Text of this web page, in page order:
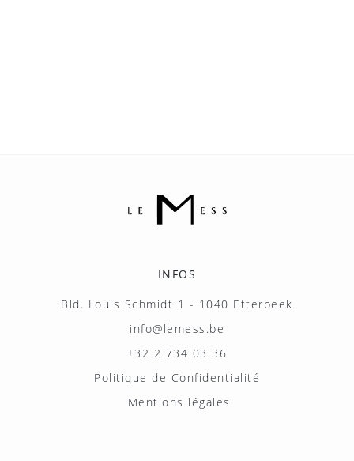
INFOS
Bld. Louis Schmidt 1 - 1040 Etterbeek
info@lemess.be
+32 2 734 03 36
Politique de Confidentialité
Mentions légales